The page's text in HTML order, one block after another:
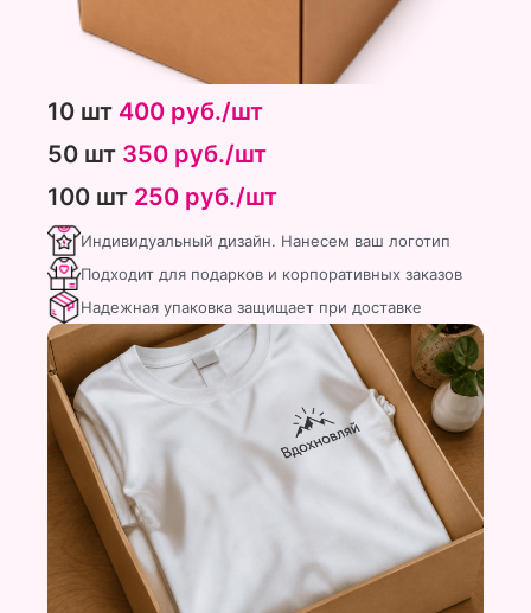
10 шт 400 руб./шт
50 шт 350 руб./шт
100 шт 250 руб./шт
Индивидуальный дизайн. Нанесем ваш логотип
Подходит для подарков и корпоративных заказов
Надежная упаковка защищает при доставке